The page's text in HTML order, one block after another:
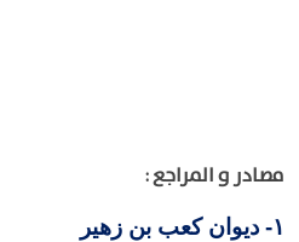
مصادر و المراجع :
١-
ديوان كعب بن زهير